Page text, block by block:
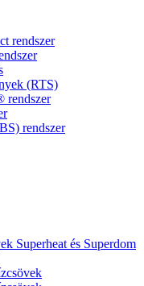
rendszer
(RTS)
rendszer
rendszer
Superheat és Superdom